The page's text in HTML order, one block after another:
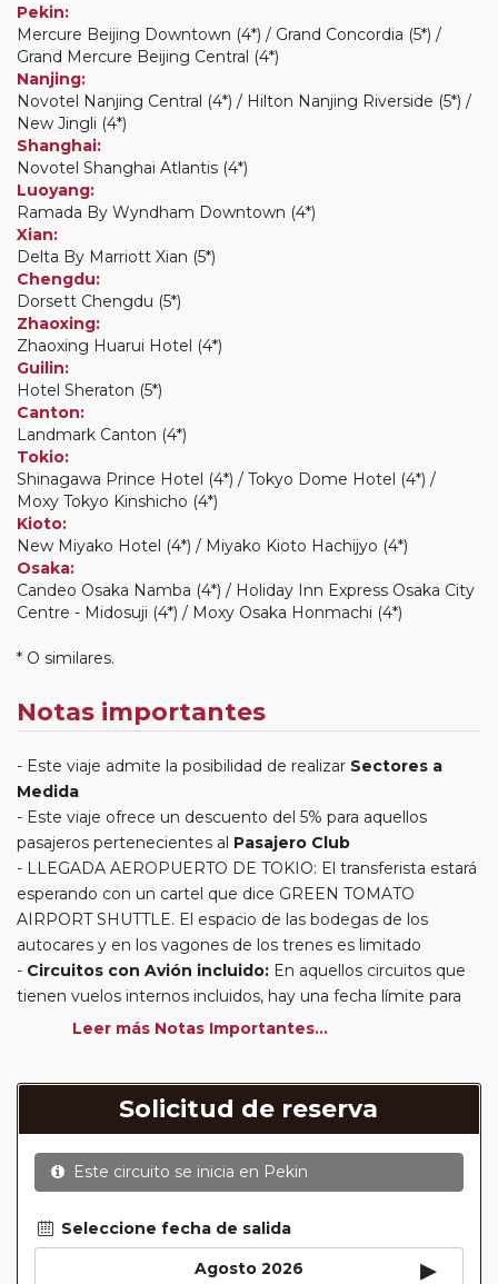
Pekin:
Mercure Beijing Downtown (4*) / Grand Concordia (5*) /
Grand Mercure Beijing Central (4*)
Nanjing:
Novotel Nanjing Central (4*) / Hilton Nanjing Riverside (5*) /
New Jingli (4*)
Shanghai:
Novotel Shanghai Atlantis (4*)
Luoyang:
Ramada By Wyndham Downtown (4*)
Xian:
Delta By Marriott Xian (5*)
Chengdu:
Dorsett Chengdu (5*)
Zhaoxing:
Zhaoxing Huarui Hotel (4*)
Guilin:
Hotel Sheraton (5*)
Canton:
Landmark Canton (4*)
Tokio:
Shinagawa Prince Hotel (4*) / Tokyo Dome Hotel (4*) /
Moxy Tokyo Kinshicho (4*)
Kioto:
New Miyako Hotel (4*) / Miyako Kioto Hachijyo (4*)
Osaka:
Candeo Osaka Namba (4*) / Holiday Inn Express Osaka City
Centre - Midosuji (4*) / Moxy Osaka Honmachi (4*)
* O similares.
Notas importantes
Este viaje admite la posibilidad de realizar Sectores a
Medida
Este viaje ofrece un descuento del 5% para aquellos
pasajeros pertenecientes al Pasajero Club
LLEGADA AEROPUERTO DE TOKIO: El transferista estará
esperando con un cartel que dice GREEN TOMATO
AIRPORT SHUTTLE. El espacio de las bodegas de los
autocares y en los vagones de los trenes es limitado
Circuitos con Avión incluido: En aquellos circuitos que
tienen vuelos internos incluidos, hay una fecha límite para
poder emitir billetes. Las reservas/emisión de los vuelos se
reserva y emitido el billete, un error posterior en el nombre
o un nombre incompleto, puede provocar la invalidez del
billete emitido y la necesidad de tener que emitir un nuevo
billete. No nos responsabilizaremos de los gastos
reserva nueva puede implicar la posibilidad de no conseguir
plazas en los mismos vuelos previstos. Las compañías
aéreas se reservan el derecho de que un billete con un
Leer más Notas Importantes...
Solicitud de reserva
Este circuito se inicia en Pekin
Seleccione fecha de salida
Agosto 2026
▸